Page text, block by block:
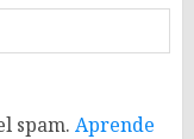
spam. Aprende